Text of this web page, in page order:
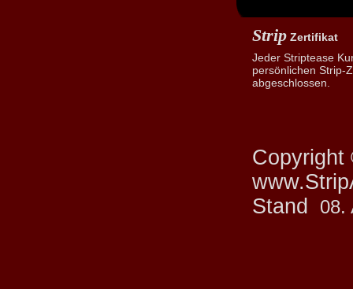
Strip Zertifikat
Jeder Striptease
persönlichen Strip-
abgeschlossen.
Stand
08.